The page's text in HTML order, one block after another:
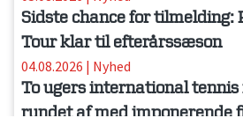
Sidste chance for tilmelding:
Tour klar til efterårssæson
04.08.2026 | Nyhed
To ugers international tennis
rundet af med imponerende